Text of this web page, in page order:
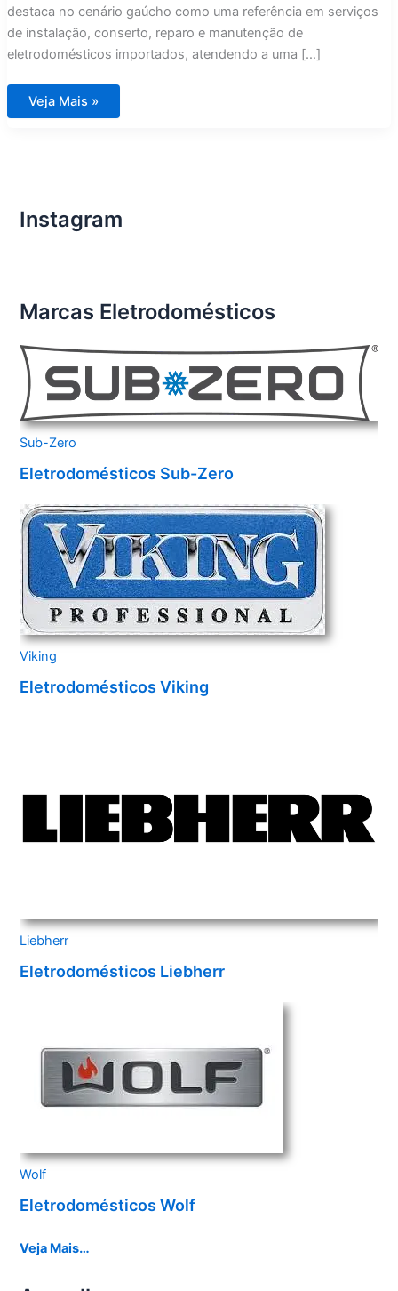
destaca no cenário gaúcho como uma referência em serviços
de instalação, conserto, reparo e manutenção de
eletrodomésticos importados, atendendo a uma […]
Assistência
Técnica
Golfe
Chácara
Veja Mais »
Instagram
Marcas Eletrodomésticos
Sub-Zero
Eletrodomésticos Sub-Zero
Viking
Eletrodomésticos Viking
Liebherr
Eletrodomésticos Liebherr
Wolf
Eletrodomésticos Wolf
Veja Mais…